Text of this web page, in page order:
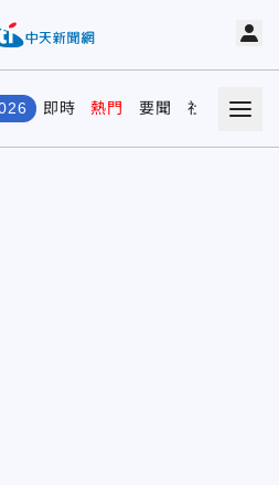
即時 熱門 要聞 社會 娛樂